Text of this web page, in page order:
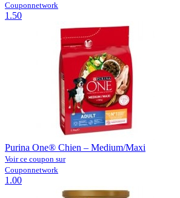
Couponnetwork
1.50
Purina One® Chien – Medium/Maxi
Voir ce coupon sur
Couponnetwork
1.00